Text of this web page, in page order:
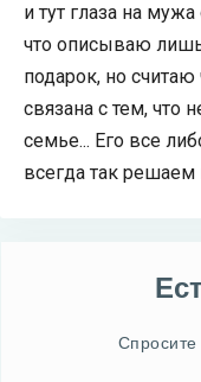
и тут глаза на
что описываю
подарок, но
связана с тем, что
семье... Его все
всегда так
Спросите